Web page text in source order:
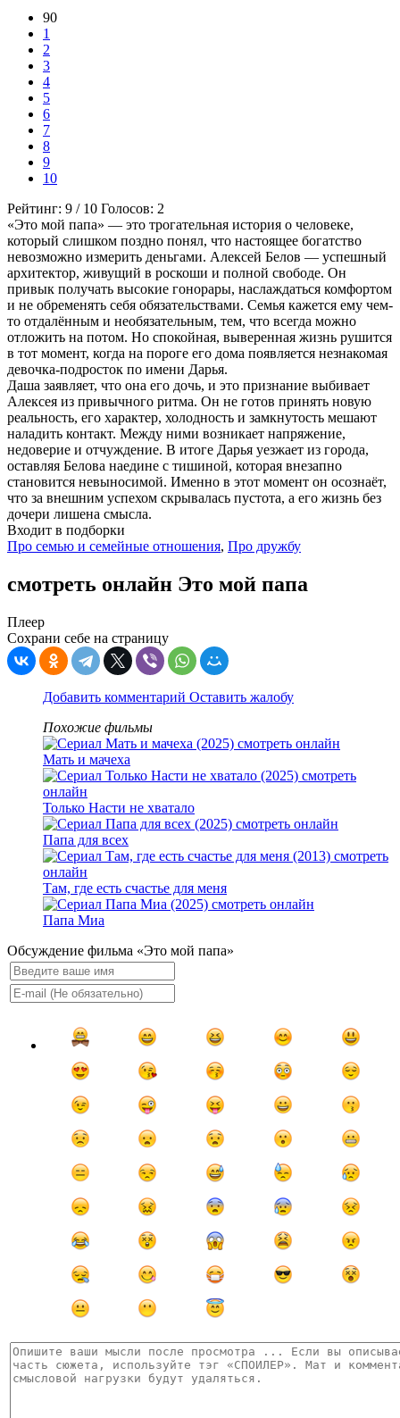
90
1
2
3
4
5
6
7
8
9
10
Рейтинг: 9 / 10 Голосов: 2
«Это мой папа» — это трогательная история о человеке,
который слишком поздно понял, что настоящее богатство
невозможно измерить деньгами. Алексей Белов — успешный
архитектор, живущий в роскоши и полной свободе. Он
привык получать высокие гонорары, наслаждаться комфортом
и не обременять себя обязательствами. Семья кажется ему чем-
то отдалённым и необязательным, тем, что всегда можно
отложить на потом. Но спокойная, выверенная жизнь рушится
в тот момент, когда на пороге его дома появляется незнакомая
девочка-подросток по имени Дарья.
Даша заявляет, что она его дочь, и это признание выбивает
Алексея из привычного ритма. Он не готов принять новую
реальность, его характер, холодность и замкнутость мешают
наладить контакт. Между ними возникает напряжение,
недоверие и отчуждение. В итоге Дарья уезжает из города,
оставляя Белова наедине с тишиной, которая внезапно
становится невыносимой. Именно в этот момент он осознаёт,
что за внешним успехом скрывалась пустота, а его жизнь без
дочери лишена смысла.
Входит в подборки
Про семью и семейные отношения, Про дружбу
смотреть онлайн Это мой папа
Плеер
Сохрани себе на страницу
Добавить комментарий Оставить жалобу
Похожие фильмы
Мать и мачеха
Только Насти не хватало
Папа для всех
Там, где есть счастье для меня
Папа Миа
Обсуждение фильма «Это мой папа»